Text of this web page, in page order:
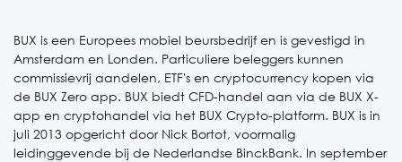
BUX is een Europees mobiel beursbedrijf en is gevestigd in
Amsterdam en Londen. Particuliere beleggers kunnen
commissievrij aandelen, ETF's en cryptocurrency kopen via
de BUX Zero app. BUX biedt CFD-handel aan via de BUX X-
app en cryptohandel via het BUX Crypto-platform. BUX is in
juli 2013 opgericht door Nick Bortot, voormalig
leidinggevende bij de Nederlandse BinckBank. In september